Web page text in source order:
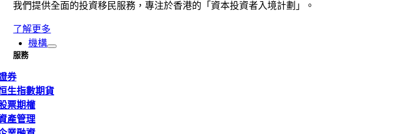
我們提供全面的投資移民服務，專注於香港的「資本投資者入境計劃」。
了解更多
機構
服務
券
生指數期貨
票期權
產管理